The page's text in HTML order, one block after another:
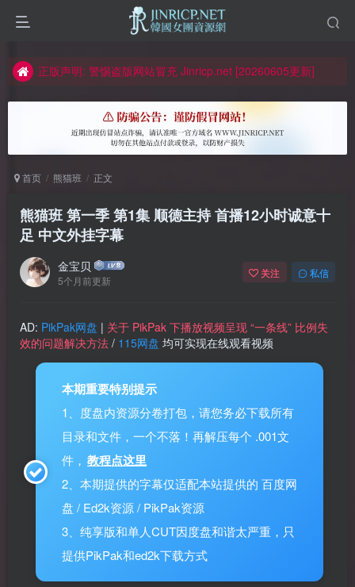
正版声明: 警惕盗版网站冒充 Jinricp.net [20260605更新]
因粉丝房被举报给主播糟下架,我们提高了粉丝房购买门槛
所有ED2K链接仅支持115网盘/PikPak网盘，其它网盘均不支持
关于 PikPak 下播放视频呈现 “一条线” 的问题报告
如何获得 Jinricp.net 网站邀请码
正版声明: 警惕盗版网站冒充 Jinricp.net [20260605更新]
首页 熊猫班 正文
熊猫班 第一季 第1集 顺德主持 首播12小时诚意十
足 中文外挂字幕
金宝贝
5个月前更新
关注 私信
AD: PikPak网盘 | 关于 PikPak 下播放视频呈现 “一条线” 比例失
效的问题解决方法 / 115网盘 均可实现在线观看视频
本期重要特别提示
1、度盘内资源分卷打包，请您务必下载所有
目录和文件，一个不落！再解压每个 .001文
件， 教程点这里
2、本期提供的字幕仅适配本站提供的 百度网
盘 / Ed2k资源 / PikPak资源
3、纯享版和单人CUT因度盘和谐太严重，只
提供PikPak和ed2k下载方式